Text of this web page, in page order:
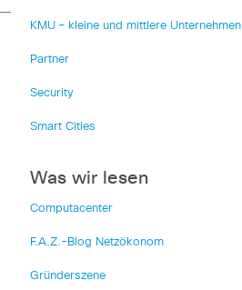
KMU – kleine und mittlere Unternehmen
Partner
Security
Smart Cities
Was wir lesen
Computacenter
F.A.Z.-Blog Netzökonom
Gründerszene